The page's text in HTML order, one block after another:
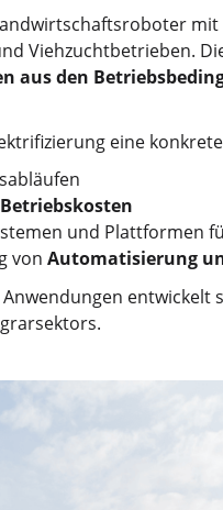
Viehzuchtbetrieben.
aus den
eine
und Plattformen
von Automatisierung